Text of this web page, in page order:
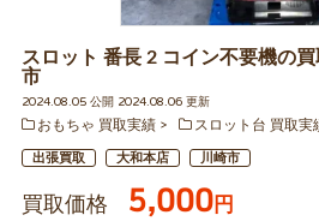
スロット 番長 2 コイン不要機の
市
2024.08.05 公開 2024.08.06 更新
おもちゃ 買取実績
スロット台 買取実
出張買取 大和本店 川崎市
買取価格 5,000円